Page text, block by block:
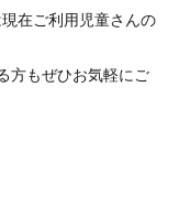
在ご利用児童さんの
方もぜひお気軽にご